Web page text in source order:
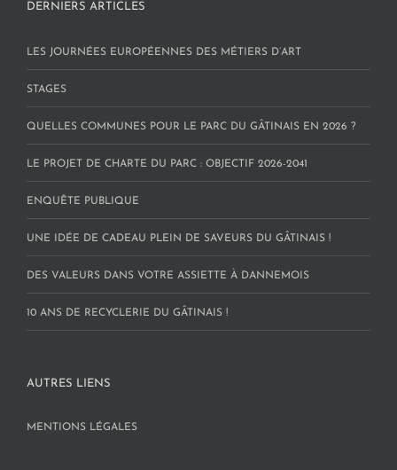
DERNIERS ARTICLES
LES JOURNÉES EUROPÉENNES DES MÉTIERS D’ART
STAGES
QUELLES COMMUNES POUR LE PARC DU GÂTINAIS EN 2026 ?
LE PROJET DE CHARTE DU PARC : OBJECTIF 2026-2041
ENQUÊTE PUBLIQUE
UNE IDÉE DE CADEAU PLEIN DE SAVEURS DU GÂTINAIS !
DES VALEURS DANS VOTRE ASSIETTE À DANNEMOIS
10 ANS DE RECYCLERIE DU GÂTINAIS !
AUTRES LIENS
MENTIONS LÉGALES